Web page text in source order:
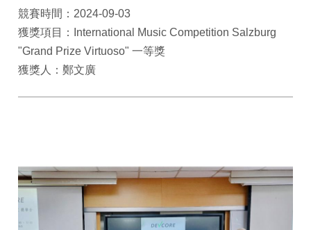
競賽時間：2024-09-03
獲獎項目：International Music Competition Salzburg
"Grand Prize Virtuoso" 一等獎
獲獎人：鄭文廣